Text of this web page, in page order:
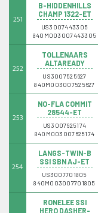
251
B-HIDDENHILLS
CHAMP 1322-ET
US3007443305
840M003007443305
252
TOLLENAARS
ALTAREADY
US3007525627
840M003007525627
253
NO-FLA COMMIT
28544-ET
US3007625174
840M003007625174
254
LANGS-TWIN-B
SSI SBN AJ-ET
US3007701805
840M003007701805
RONELEE SSI
HERO DASHER-